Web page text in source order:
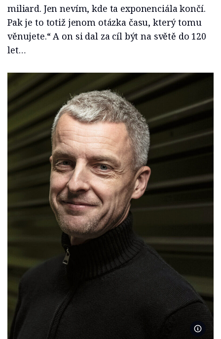
miliard. Jen nevím, kde ta exponenciála končí.
Pak je to totiž jenom otázka času, který tomu
věnujete.“ A on si dal za cíl být na světě do 120
let…